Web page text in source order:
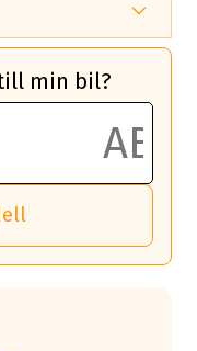
A
min bil?